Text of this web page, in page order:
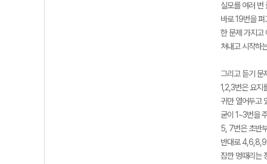
실모를 여러 번
바로 19번을
한 문제 가지고
쳐내고 시작하
그리고 듣기 문
1,2,3번은 요지
귀만 열어두고
굳이 1~3번을
5, 7번은 초반
반대로 4,6,8,9
잠깐 멍때리는